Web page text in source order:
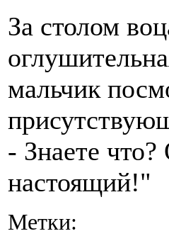
За столом
мальчик
- Знаете
настоящий!"
Метки: